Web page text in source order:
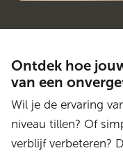
Ontdek hoe
van een
Wil je de ervaring
niveau tillen? Of
verblijf verbeteren?